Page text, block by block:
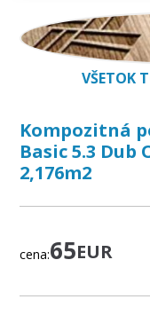
ivpa
VŠETOK
Kompozitná
Basic 5.3 Dub
2,176m2
cena:65EUR